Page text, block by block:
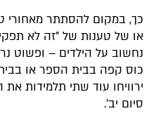
כך, במקום להסתתר מאחורי
או של טענות של "זה לא
נחשוב על הילדים – ופשוט
כוס קפה בבית הספר או
ירוויחו עוד שתי תלמידות
סיום יב'.